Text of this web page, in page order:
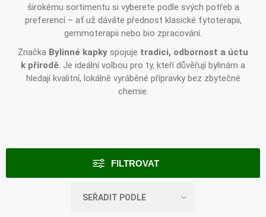
širokému sortimentu si vyberete podle svých potřeb a
preferencí – ať už dáváte přednost klasické fytoterapii,
gemmoterapii nebo bio zpracování.
Značka Bylinné kapky spojuje tradici, odbornost a úctu
k přírodě. Je ideální volbou pro ty, kteří důvěřují bylinám a
hledají kvalitní, lokálně vyráběné přípravky bez zbytečné
chemie.
FILTROVAT